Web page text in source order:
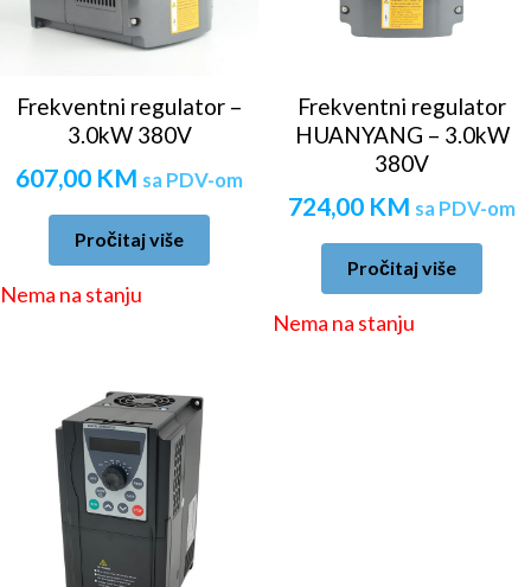
Frekventni regulator –
3.0kW 380V
607,00 KM sa PDV-om
Pročitaj više
Nema na stanju
Frekventni regulator
HUANYANG – 3.0kW
380V
724,00 KM sa PDV-om
Pročitaj više
Nema na stanju